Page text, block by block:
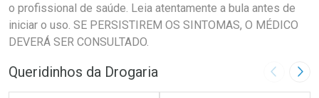
o profissional de saúde. Leia atentamente a bula antes de
iniciar o uso. SE PERSISTIREM OS SINTOMAS, O MÉDICO
DEVERÁ SER CONSULTADO.
Queridinhos da Drogaria Imagem